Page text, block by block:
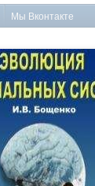
Мы Вконтакте